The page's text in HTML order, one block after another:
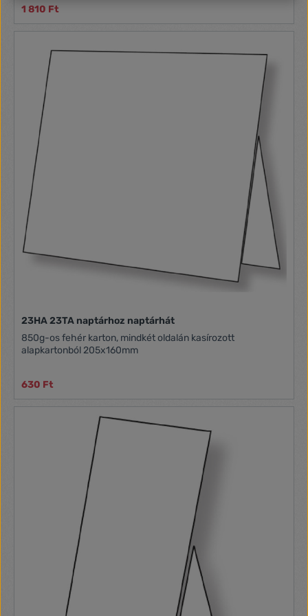
1 810 Ft
23HA 23TA naptárhoz naptárhát
850g-os fehér karton, mindkét oldalán kasírozott
alapkartonból 205x160mm
630 Ft